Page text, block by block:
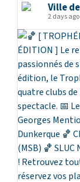
Ville
2 days ago